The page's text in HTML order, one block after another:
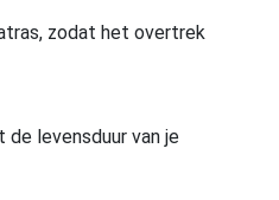
zodat het overtrek
levensduur van je